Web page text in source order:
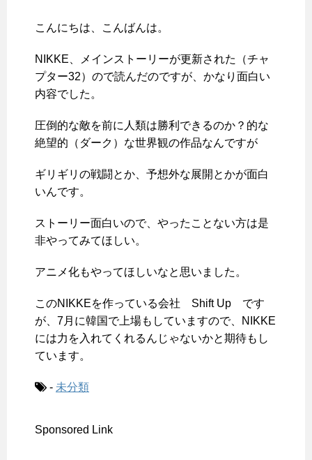
こんにちは、こんばんは。
NIKKE、メインストーリーが更新された（チャ
プター32）ので読んだのですが、かなり面白い
内容でした。
圧倒的な敵を前に人類は勝利できるのか？的な
絶望的（ダーク）な世界観の作品なんですが
ギリギリの戦闘とか、予想外な展開とかが面白
いんです。
ストーリー面白いので、やったことない方は是
非やってみてほしい。
アニメ化もやってほしいなと思いました。
このNIKKEを作っている会社 Shift Up です
が、7月に韓国で上場もしていますので、NIKKE
には力を入れてくれるんじゃないかと期待もし
ています。
- 未分類
Sponsored Link